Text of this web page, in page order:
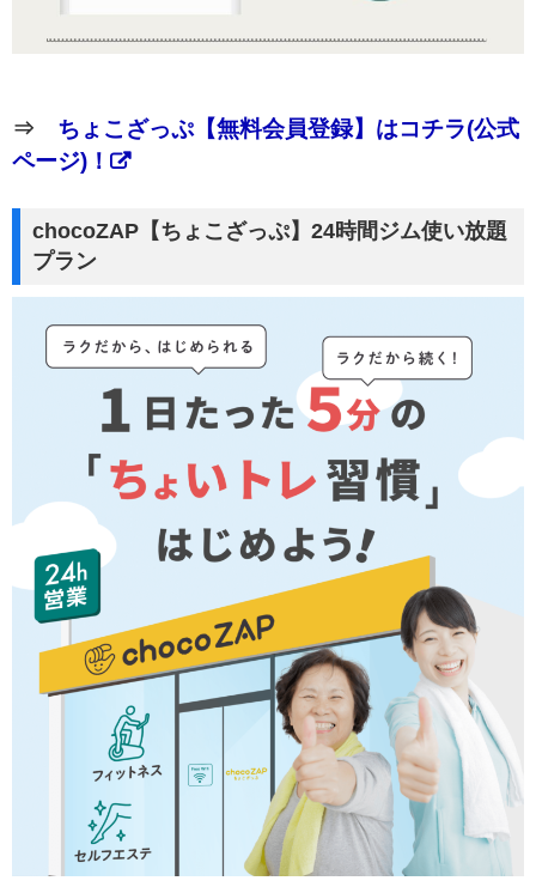
⇒ ちょこざっぷ【無料会員登録】はコチラ(公式
ページ)！
chocoZAP【ちょこざっぷ】24時間ジム使い放題
プラン